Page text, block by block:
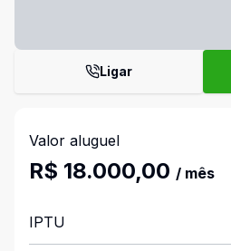
Ligar
Valor aluguel
R$ 18.000,00 / mês
IPTU